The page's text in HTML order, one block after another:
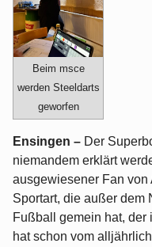
Beim msce
werden Steeldarts
geworfen
Ensingen – Der
niemandem erklärt
ausgewiesener Fan
Sportart, die außer dem
Fußball gemein hat, der
hat schon vom